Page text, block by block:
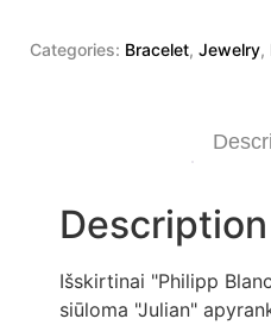
Categories: Bracelet, Jewelry,
Description
Išskirtinai "Philipp
siūloma "Julian"